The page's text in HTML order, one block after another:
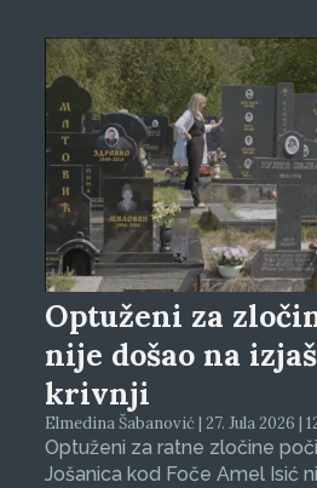
Optuženi za
nije došao na
krivnji
Elmedina Šabanović | 27. Jula 2026 |
Optuženi za ratne zločine
Jošanica kod Foče Amel Isić